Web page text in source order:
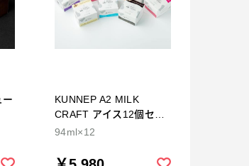
ー
KUNNEP A2 MILK
CRAFT アイス12個セッ
ト
94ml×12